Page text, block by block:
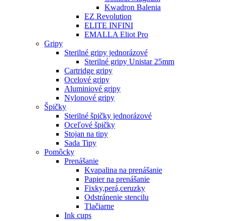
Kwadron Balenia
EZ Revolution
ELITE INFINI
EMALLA Eliot Pro
Gripy
Sterilné gripy jednorázové
Sterilné gripy Unistar 25mm
Cartridge gripy
Ocelové gripy
Aluminiové gripy
Nylonové gripy
Špičky
Sterilné špičky jednorázové
Oceľové špičky
Stojan na tipy
Sada Tipy
Pomôcky
Prenášanie
Kvapalina na prenášanie
Papier na prenášanie
Fixky,perá,ceruzky
Odstránenie stencilu
Tlačiarne
Ink cups